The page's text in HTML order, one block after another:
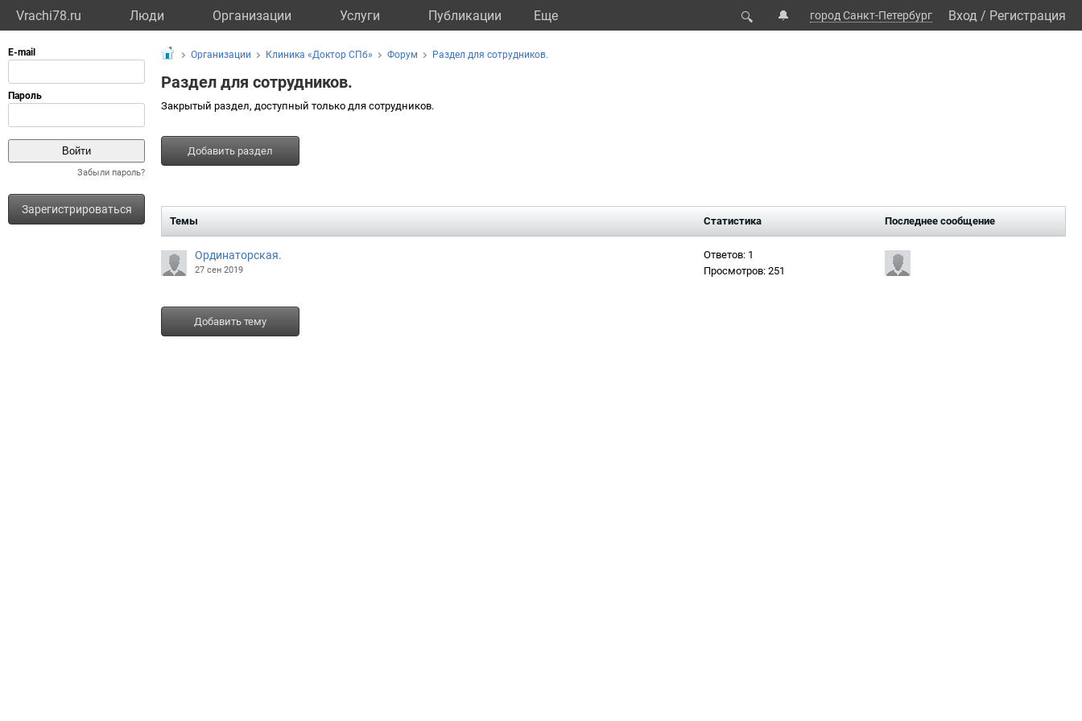
Vrachi78.ru Люди Организации Услуги Публикации Eще 🔍 🔔 город Санкт-Петербург Вход / Регистрация
Забыли пароль?
Зарегистрироваться
Организации Клиника «Доктор СПб» Форум Раздел для сотрудников.
Раздел для сотрудников.
Закрытый раздел, доступный только для сотрудников.
Добавить раздел
Темы Статистика Последнее сообщение
Ординаторская.
27 сен 2019
Ответов: 1
Просмотров: 251
Добавить тему